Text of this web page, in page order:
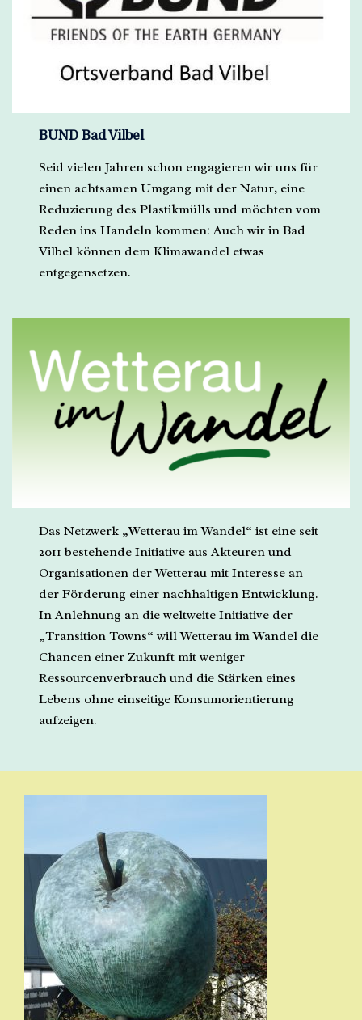
BUND Bad Vilbel
Seid vielen Jahren schon engagieren wir uns für
einen achtsamen Umgang mit der Natur, eine
Reduzierung des Plastikmülls und möchten vom
Reden ins Handeln kommen: Auch wir in Bad
Vilbel können dem Klimawandel etwas
entgegensetzen.
Das Netzwerk „Wetterau im Wandel“ ist eine seit
2011 bestehende Initiative aus Akteuren und
Organisationen der Wetterau mit Interesse an
der Förderung einer nachhaltigen Entwicklung.
In Anlehnung an die weltweite Initiative der
„Transition Towns“ will Wetterau im Wandel die
Chancen einer Zukunft mit weniger
Ressourcenverbrauch und die Stärken eines
Lebens ohne einseitige Konsumorientierung
aufzeigen.